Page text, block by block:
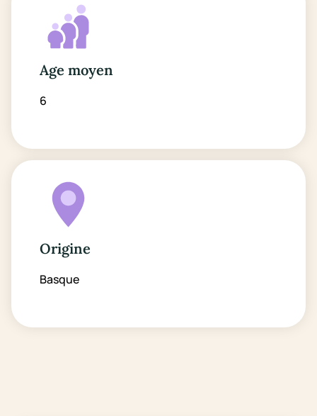
Age moyen
6
Origine
Basque